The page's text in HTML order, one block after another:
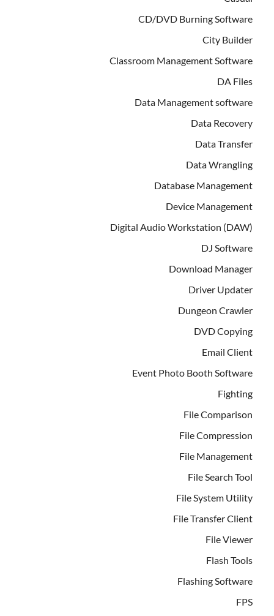
CD/DVD Burning Software
City Builder
Classroom Management Software
DA Files
Data Management software
Data Recovery
Data Transfer
Data Wrangling
Database Management
Device Management
Digital Audio Workstation (DAW)
DJ Software
Download Manager
Driver Updater
Dungeon Crawler
DVD Copying
Email Client
Event Photo Booth Software
Fighting
File Comparison
File Compression
File Management
File Search Tool
File System Utility
File Transfer Client
File Viewer
Flash Tools
Flashing Software
FPS